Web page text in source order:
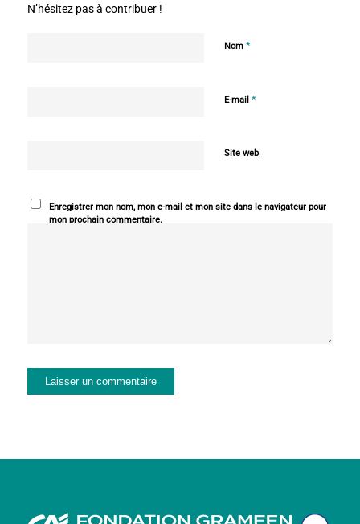
N’hésitez pas à contribuer !
Nom *
E-mail *
Site web
Enregistrer mon nom, mon e-mail et mon site dans le navigateur pour
mon prochain commentaire.